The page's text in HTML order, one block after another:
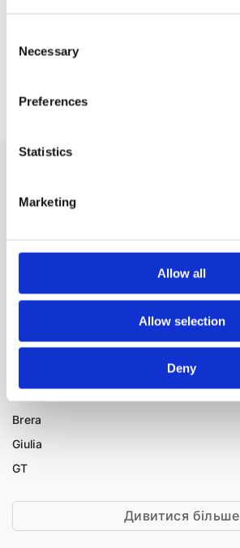
Selection
Necessary
Preferences
Statistics
Marketing
Allow all
Allow selection
Deny
Турбіна Q5
ALFA ROMEO
156
Brera
Giulia
GT
Дивитися більше